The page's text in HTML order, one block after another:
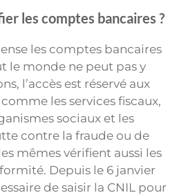
les comptes bancaires ?
les comptes bancaires
le monde ne peut pas y
l’accès est réservé aux
les services fiscaux,
sociaux et les
contre la fraude ou de
mêmes vérifient aussi les
Depuis le 6 janvier
de saisir la CNIL pour